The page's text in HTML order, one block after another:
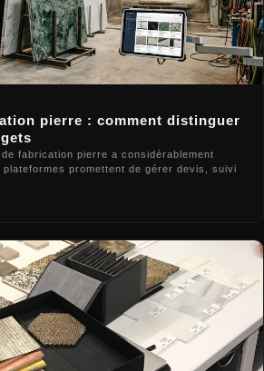
pierre : comment distinguer
de fabrication pierre a considérablement
promettent de gérer devis, suivi